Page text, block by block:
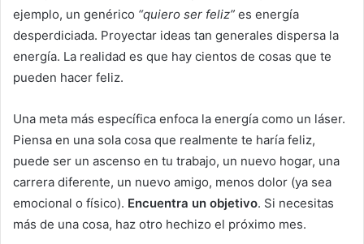
ejemplo, un genérico “quiero ser feliz” es energía
desperdiciada. Proyectar ideas tan generales dispersa la
energía. La realidad es que hay cientos de cosas que te
pueden hacer feliz.
Una meta más específica enfoca la energía como un láser.
Piensa en una sola cosa que realmente te haría feliz,
puede ser un ascenso en tu trabajo, un nuevo hogar, una
carrera diferente, un nuevo amigo, menos dolor (ya sea
emocional o físico). Encuentra un objetivo. Si necesitas
más de una cosa, haz otro hechizo el próximo mes.